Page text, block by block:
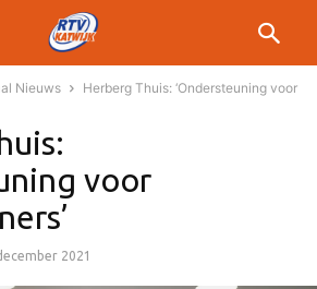
Nieuws
Herberg Thuis: ‘Ondersteuning voor
voor
2021